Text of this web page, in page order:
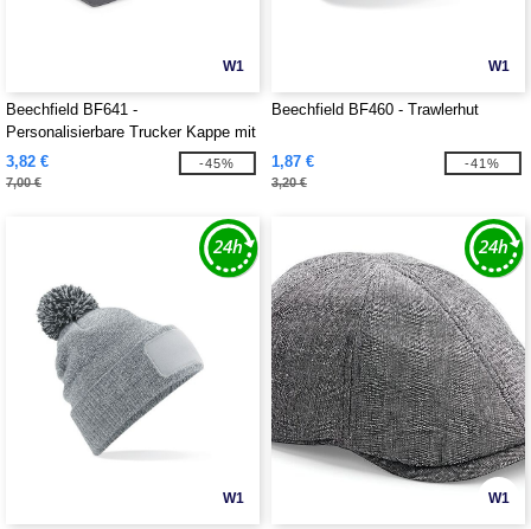
W1
Beechfield BF641 -
Personalisierbare Trucker Kappe mit
abnehmbarem Patch
3,82 €
7,00 €
-45%
W1
Beechfield BF460 - Trawlerhut
1,87 €
3,20 €
-41%
W1 W1